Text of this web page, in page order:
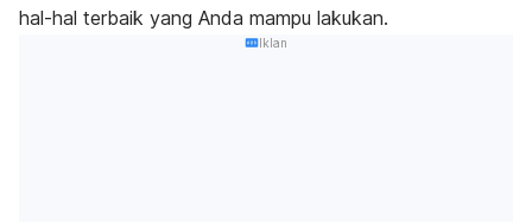
hal-hal terbaik yang Anda mampu lakukan.
Iklan